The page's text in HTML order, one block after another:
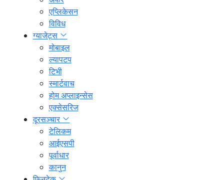
एप्लिकेसन
विविध
ग्याजेट्स
मोबाइल
ल्यापटप
टिभी
स्मार्टवाच
होम अप्लाइन्सेस
एक्सेसरिज
दूरसञ्चार
टेलिकम
आईएसपी
पूर्वाधार
कानुन